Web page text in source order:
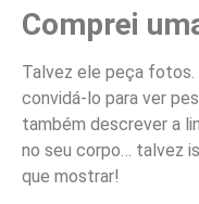
Comprei
Talvez ele peça fotos.
convidá-lo para ver
também descrever a
no seu corpo… talvez
que mostrar!